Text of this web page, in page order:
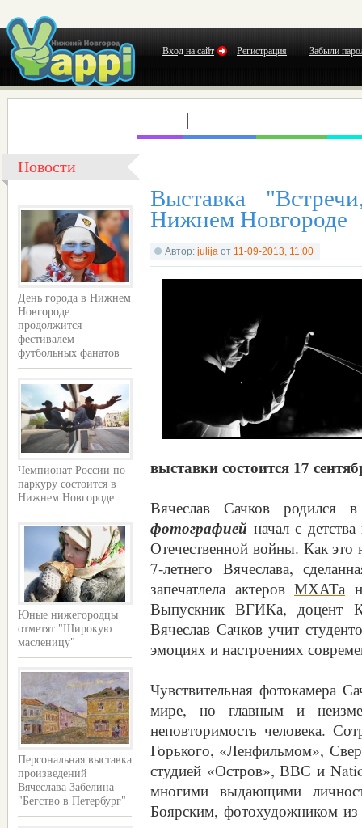
Вход на сайт Регистрация Забыли
Новости
День города в Нижнем
Новгороде
продолжится
фестивалем
футбольных фанатов
Чемпионат России по
паркуру состоится в
Нижнем Новгороде
Юные нижегородцы
отметят "Широкую
масленицу"
Персональная выставка
произведений
Вячеслава Забелина
"Бегство в Петербург"
Выставка
Нижнем Новгороде
Автор: julija от 11-09-2013, 11:00
выставки состоится 17
Вячеслав Сачков родился
фотографией начал с
Отечественной войны. Как
7-летнего Вячеслава,
запечатлела актеров МХАТа
Выпускник ВГИКа, доцент
Вячеслав Сачков учит
эмоциях и настроениях
Чувствительная фотокамера
мире, но главным и
неповторимость человека.
Горького, «Ленфильмом»,
студией «Остров», ВВС и
многими выдающими
Боярским, фотохудожником